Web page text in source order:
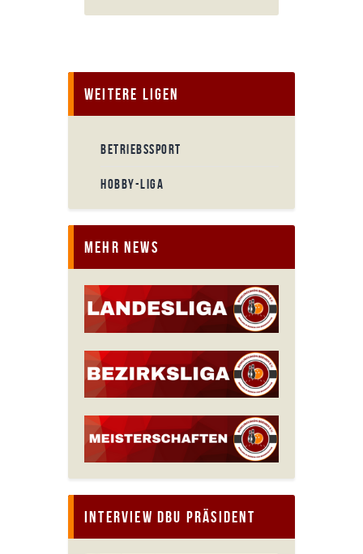
Weitere Ligen
BETRIEBSSPORT
HOBBY-LIGA
Mehr News
Interview DBU Präsident